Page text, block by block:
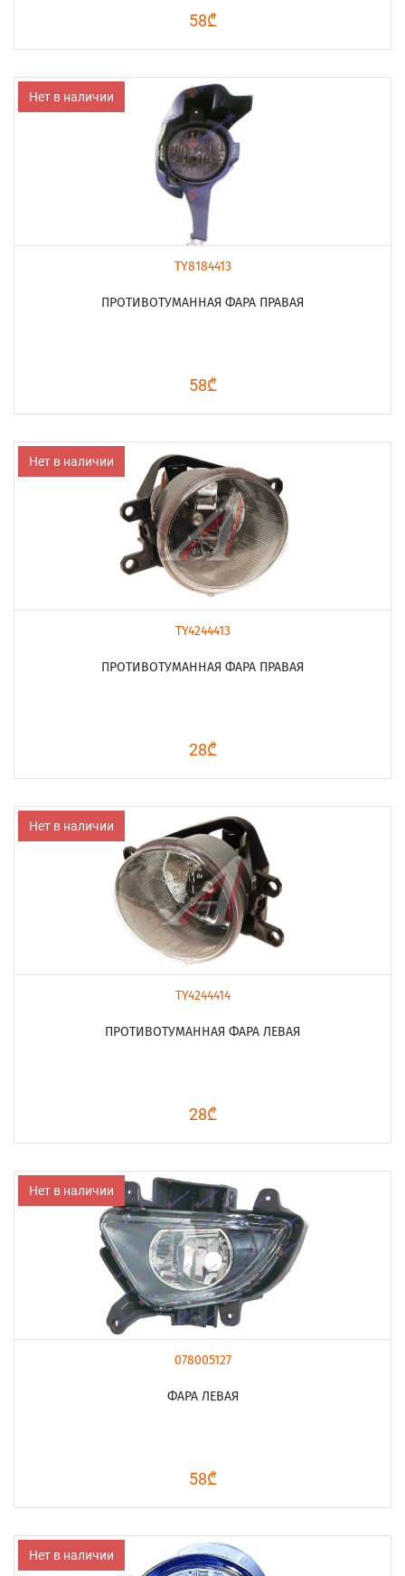
58₾
Нет в наличии
TY8184413
ПРОТИВОТУМАННАЯ ФАРА ПРАВАЯ
58₾
Нет в наличии
TY4244413
ПРОТИВОТУМАННАЯ ФАРА ПРАВАЯ
28₾
Нет в наличии
TY4244414
ПРОТИВОТУМАННАЯ ФАРА ЛЕВАЯ
28₾
Нет в наличии
078005127
ФАРА ЛЕВАЯ
58₾
Нет в наличии